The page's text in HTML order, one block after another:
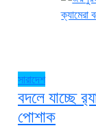
সারাদেশ
বদলে যাচ্ছে
পোশাক